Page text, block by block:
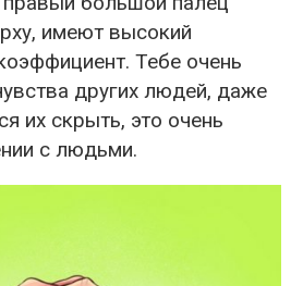
имеют высокий
Тебе очень
других людей, даже
их скрыть, это очень
с людьми.